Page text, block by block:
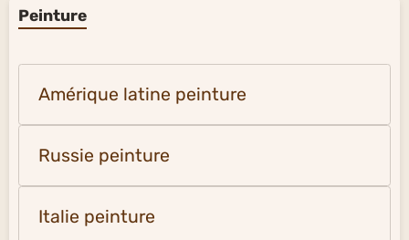
Peinture
Amérique latine peinture
Russie peinture
Italie peinture